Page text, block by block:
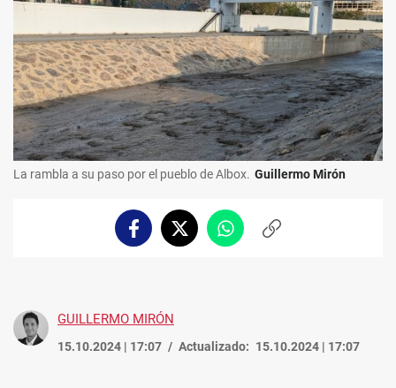
La rambla a su paso por el pueblo de Albox. Guillermo Mirón
FacebookTwitterWhatsappCopiar
GUILLERMO MIRÓN
15.10.2024 | 17:07 Actualizado: 15.10.2024 | 17:07